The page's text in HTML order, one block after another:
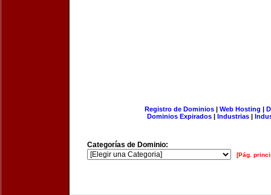
Registro de Dominios| Web Hosting |
Dominios Expirados | Industrias |
Categorías de Dominio:
[Pág.